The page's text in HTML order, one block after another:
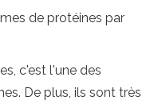
de protéines par
c'est l'une des
De plus, ils sont très